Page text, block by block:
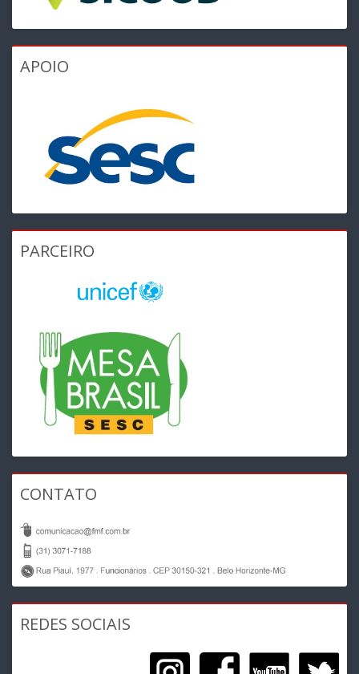
APOIO
PARCEIRO
CONTATO
REDES SOCIAIS